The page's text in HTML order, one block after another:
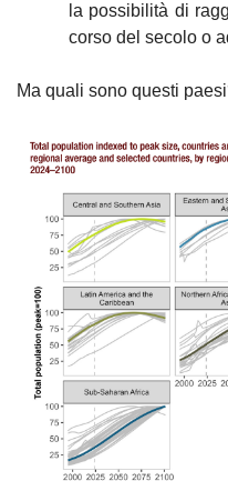
la possibilità di
corso del secolo o
Ma quali sono questi